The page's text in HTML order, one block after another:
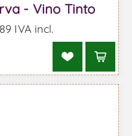
- Vino Tinto
IVA incl.